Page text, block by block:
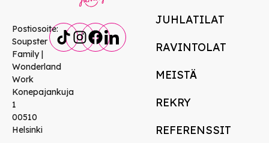
Postiosoite:
Soupster
Family |
Wonderland
Work
Konepajankuja
1
00510
Helsinki
JUHLATILAT
RAVINTOLAT
MEISTÄ
REKRY
REFERENSSIT